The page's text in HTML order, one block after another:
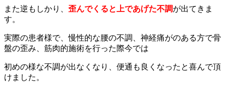
また逆もしかり、 歪んでくると上であげた不調が出てきま
す。
実際の患者様で、慢性的な腰の不調、神経痛がのある方で骨
盤の歪み、筋肉的施術を行った際今では
初めの様な不調が出なくなり、便通も良くなったと喜んで頂
けました。